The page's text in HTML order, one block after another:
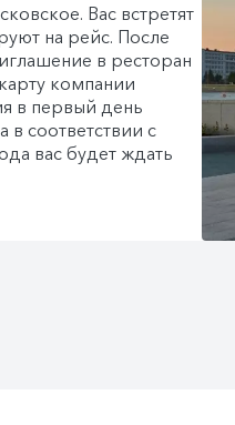
Вас встретят
на рейс. После
в ресторан
компании
в первый день
в соответствии с
вас будет ждать